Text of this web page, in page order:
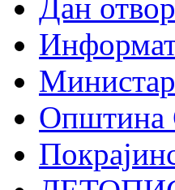
Дан
Општина